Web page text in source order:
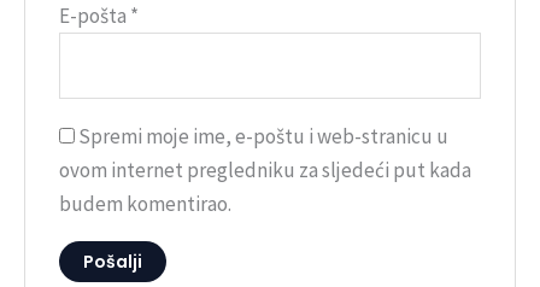
E-pošta *
Spremi moje ime, e-poštu i web-stranicu u
ovom internet pregledniku za sljedeći put kada
budem komentirao.